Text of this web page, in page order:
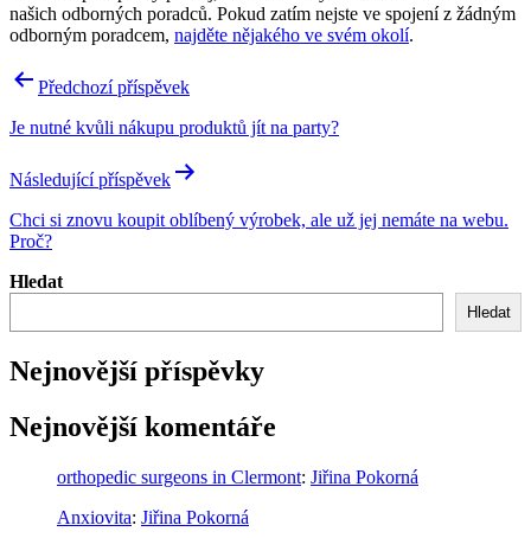
našich odborných poradců. Pokud zatím nejste ve spojení z žádným
odborným poradcem, najděte nějakého ve svém okolí.
Navigace
příspěvek
Předchozí příspěvek
Je nutné kvůli nákupu produktů jít na party?
Následující příspěvek
Chci si znovu koupit oblíbený výrobek, ale už jej nemáte na webu.
Proč?
Hledat
Hledat
Nejnovější příspěvky
Nejnovější komentáře
orthopedic surgeons in Clermont: Jiřina Pokorná
Anxiovita: Jiřina Pokorná